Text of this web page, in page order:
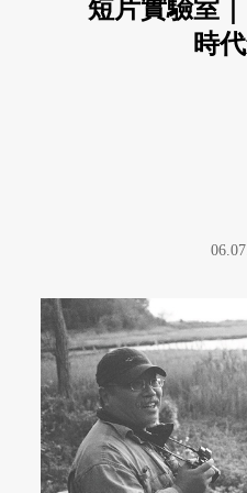
短片實驗室
時